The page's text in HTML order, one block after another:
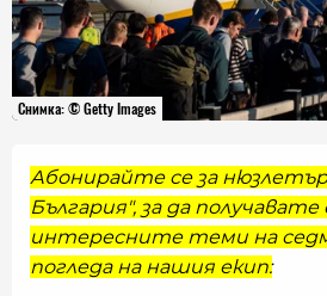
Снимка: © Getty Images
Абонирайте се за
България", за да получавате
интересните теми на
погледа на нашия екип: